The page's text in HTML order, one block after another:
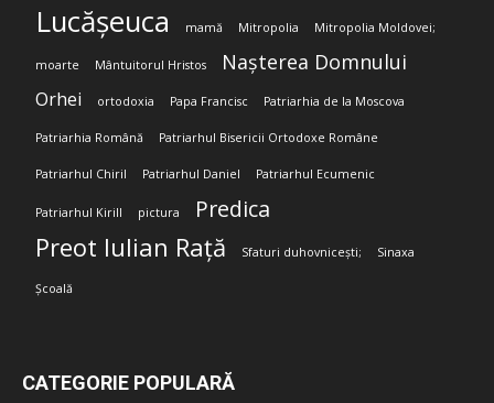
Lucășeuca mamă Mitropolia Mitropolia Moldovei;
moarte Mântuitorul Hristos Nașterea Domnului
Orhei ortodoxia Papa Francisc Patriarhia de la Moscova
Patriarhia Română Patriarhul Bisericii Ortodoxe Române
Patriarhul Chiril Patriarhul Daniel Patriarhul Ecumenic
Patriarhul Kirill pictura Predica
Preot Iulian Rață Sfaturi duhovnicești; Sinaxa
Școală
CATEGORIE POPULARĂ